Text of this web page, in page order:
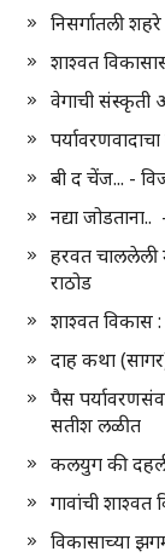
निसर्गातली
शाश्वत
वेगाची संस्कृती
बी द चेंज... -
नद्या
हरवत चाललेली
राठोड
शाश्वत विकास :
दाह कथा
पैस
सतीश लळीत
कलयुग की
गावांची
विकासाच्या